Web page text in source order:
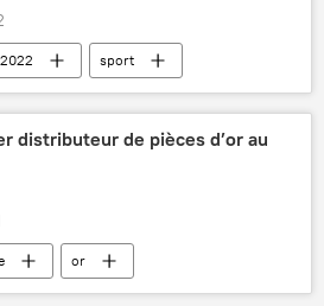
sport
distributeur de pièces d’or au
or
monnaie